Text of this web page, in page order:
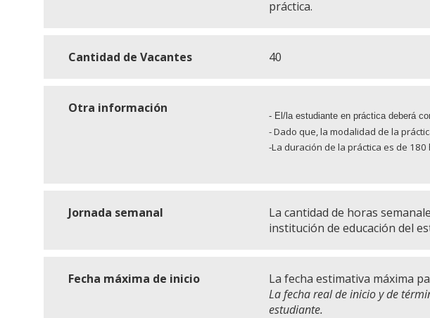
práctica.
Cantidad de Vacantes 40
Otra información
- El/la estudiante en práctica deberá
- Dado que, la modalidad de la
-La duración de la práctica es de
Jornada semanal La cantidad de horas
institución de educación del
Fecha máxima de inicio La fecha estimativa máxima
La fecha real de inicio y de
estudiante.